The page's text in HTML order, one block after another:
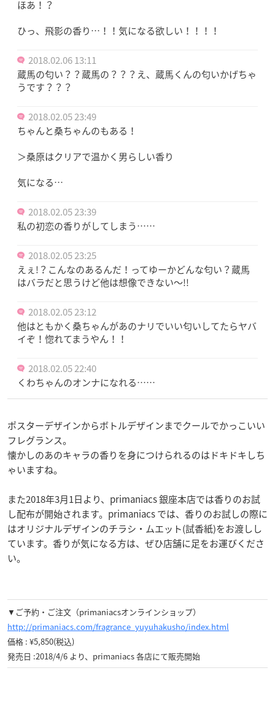
ほあ！？
ひっ、飛影の香り…！！気になる欲しい！！！！
2018.02.06 13:11
蔵馬の匂い？？蔵馬の？？？え、蔵馬くんの匂いかげちゃ
うです？？？
2018.02.05 23:49
ちゃんと桑ちゃんのもある！
＞桑原はクリアで温かく男らしい香り
気になる…
2018.02.05 23:39
私の初恋の香りがしてしまう……
2018.02.05 23:25
えぇ!？こんなのあるんだ！ってゆーかどんな匂い？蔵馬
はバラだと思うけど他は想像できない～!!
2018.02.05 23:12
他はともかく桑ちゃんがあのナリでいい匂いしてたらヤバ
イぞ！惚れてまうやん！！
2018.02.05 22:40
くわちゃんのオンナになれる……
ポスターデザインからボトルデザインまでクールでかっこいい
フレグランス。
懐かしのあのキャラの香りを身につけられるのはドキドキしち
ゃいますね。
また2018年3月1日より、primaniacs 銀座本店では香りのお試
し配布が開始されます。primaniacs では、香りのお試しの際に
はオリジナルデザインのチラシ・ムエット(試香紙)をお渡しし
ています。香りが気になる方は、ぜひ店舗に足をお運びくださ
い。
▼ご予約・ご注文（primaniacsオンラインショップ）
http://primaniacs.com/fragrance_yuyuhakusho/index.html
価格 : ¥5,850(税込)
発売日 :2018/4/6 より、primaniacs 各店にて販売開始